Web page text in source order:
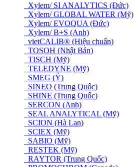
Xylem/ SI ANALYTICS (Đức)
Xylem/ GLOBAL WATER (Mỹ)
Xylem/ EVOQUA (Đức)
Xylem/ B+S (Anh)
vietCALIB® (Hiệu chuẩn)
TOSOH (Nhật Bản)
TISCH (Mỹ)
TELEDYNE (Mỹ)
SMEG (Ý)
SINEO (Trung Quốc)
SHINE (Trung Quốc)
SERCON (Anh)
SEAL ANALYTICAL (Mỹ)
SCION (Hà Lan)
SCIEX (Mỹ)
SABIO (Mỹ)
RESTEK (Mỹ)
RAYTOR (Trung Quốc)